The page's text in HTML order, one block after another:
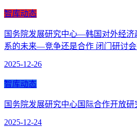
智库动态
国务院发展研究中心—韩国对外经济
系的未来—竞争还是合作 闭门研讨
2025-12-26
智库动态
国务院发展研究中心国际合作开放
2025-12-24